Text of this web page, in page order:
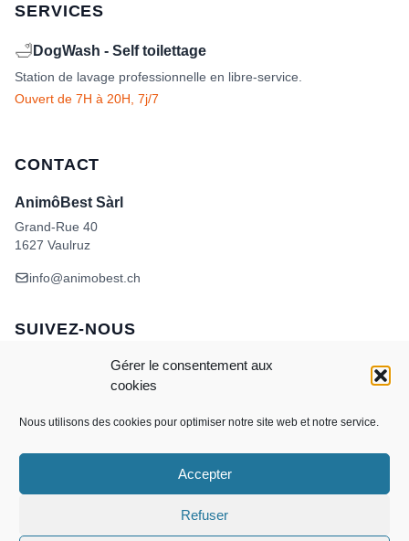
Gérer le consentement aux
cookies
Nous utilisons des cookies pour optimiser notre site web et notre service.
Accepter
Refuser
SERVICES
🛁 DogWash - Self toilettage
Station de lavage professionnelle en libre-service.
Ouvert de 7H à 20H, 7j/7
CONTACT
AnimôBest Sàrl
Grand-Rue 40
1627 Vaulruz
info@animobest.ch
SUIVEZ-NOUS
MasterCardCredit
POLITIQUE DE COOKIES